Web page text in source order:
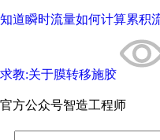
知道瞬时流量如何计算累积
求教:关于膜转移施胶
官方公众号智造工程师